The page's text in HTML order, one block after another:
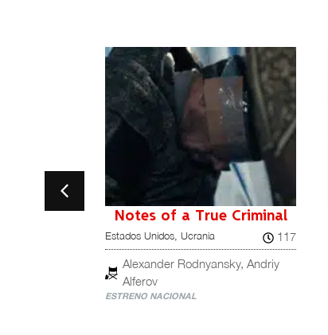
Notes of a True Criminal
Estados Unidos, Ucrania
117
Alexander Rodnyansky, Andriy
Alferov
ESTRENO NACIONAL